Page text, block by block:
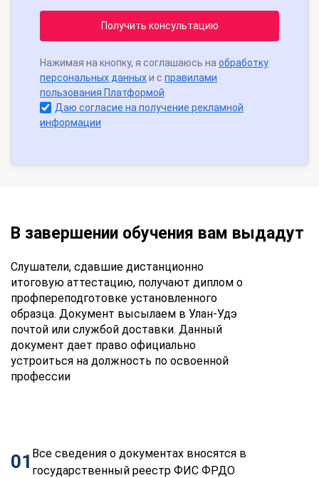
Получить консультацию
Нажимая на кнопку, я соглашаюсь на обработку
персональных данныхи с правилами
пользования Платформой
Даю согласие на получение рекламной
информации
В завершении обучения вам выдадут
Слушатели, сдавшие дистанционно
итоговую аттестацию, получают диплом о
профпереподготовке установленного
образца. Документ высылаем в Улан-Удэ
почтой или службой доставки. Данный
документ дает право официально
устроиться на должность по освоенной
профессии
01 Все сведения о документах вносятся в
государственный реестр ФИС ФРДО